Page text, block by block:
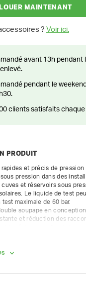
LOUER MAINTENANT
? Voir ici.
clients satisfaits
PRODUIT
rapides et précis de
pression dans des
et réservoirs sous
Le liquide de test
maximale de 60 bar.
soupape en
et réduction des